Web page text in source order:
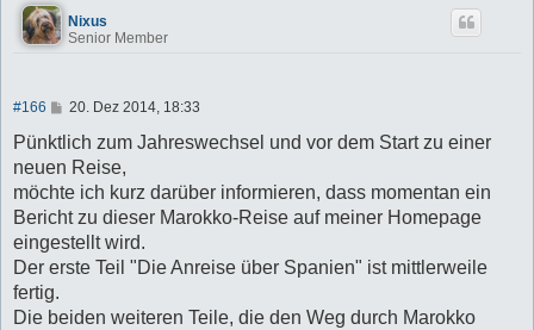
Nixus
Senior Member
#166
B
i
r
a
20. Dez 2014, 18:33
Pünktlich zum Jahreswechsel und vor dem Start zu einer
neuen Reise,
möchte ich kurz darüber informieren, dass momentan ein
Bericht zu dieser Marokko-Reise auf meiner Homepage
eingestellt wird.
Der erste Teil "Die Anreise über Spanien" ist mittlerweile
fertig.
Die beiden weiteren Teile, die den Weg durch Marokko